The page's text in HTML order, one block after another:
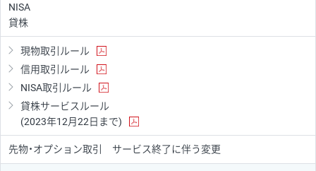
NISA
貸株
現物取引ルール
信用取引ルール
NISA取引ルール
貸株サービスルール
(2023年12月22日まで)
先物・オプション取引 サービス終了に伴う変更